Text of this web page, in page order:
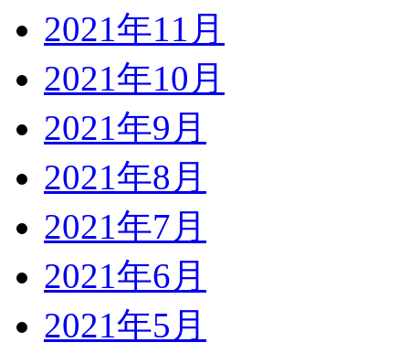
2021年11月
2021年10月
2021年9月
2021年8月
2021年7月
2021年6月
2021年5月